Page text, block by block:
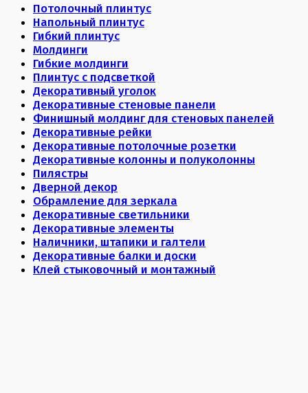
Потолочный плинтус
Напольный плинтус
Гибкий плинтус
Молдинги
Гибкие молдинги
Плинтус с подсветкой
Декоративный уголок
Декоративные стеновые панели
Финишный молдинг для стеновых панелей
Декоративные рейки
Декоративные потолочные розетки
Декоративные колонны и полуколонны
Пилястры
Дверной декор
Обрамление для зеркала
Декоративные светильники
Декоративные элементы
Наличники, штапики и галтели
Декоративные балки и доски
Клей стыковочный и монтажный